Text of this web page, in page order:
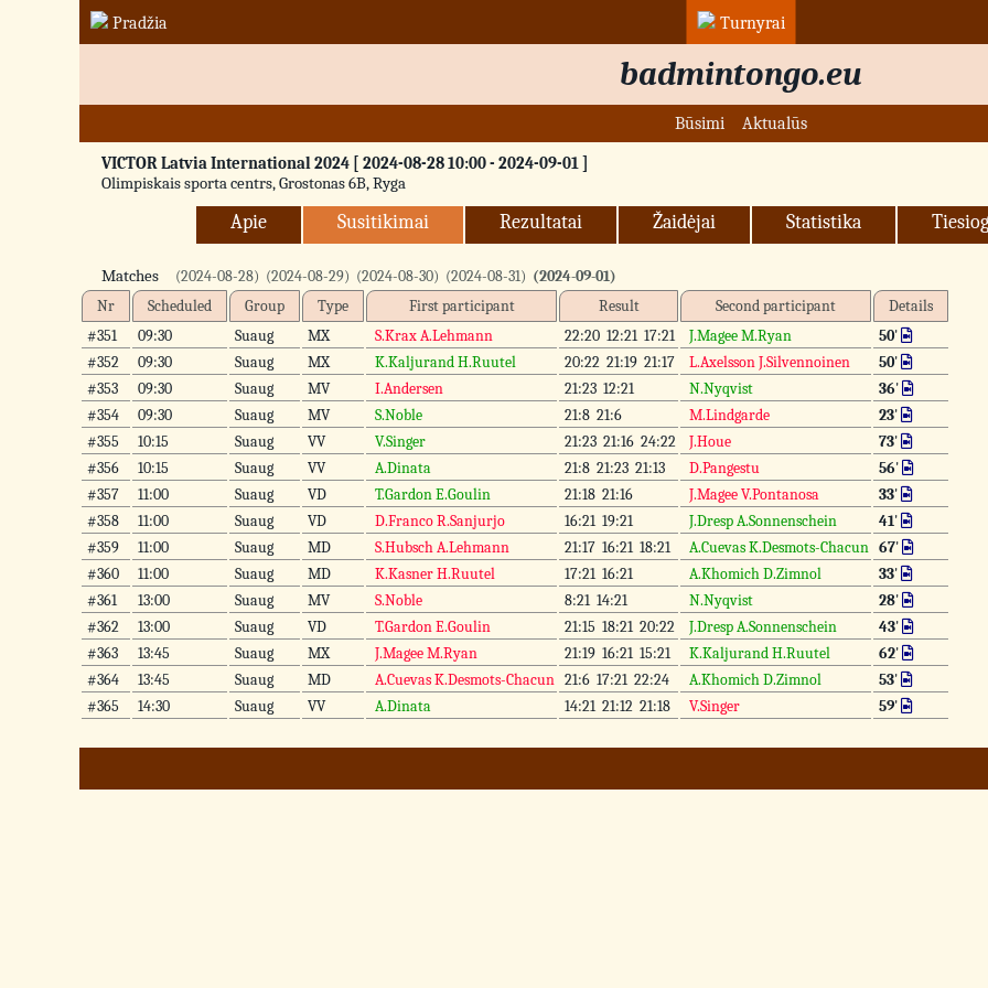
Pradžia Turnyrai
badmintongo.eu
Būsimi Aktualūs
VICTOR Latvia International 2024 [ 2024-08-28 10:00 - 2024-09-01 ]
Olimpiskais sporta centrs, Grostonas 6B, Ryga
Apie Susitikimai Rezultatai Žaidėjai Statistika
Matches (2024-08-28) (2024-08-29) (2024-08-30) (2024-08-31) (2024-09-01)
Nr
Scheduled Group Type First participant Result Second participant
Details
#351
09:30 Suaug MX S.Krax A.Lehmann 22:20 12:21 17:21 J.Magee M.Ryan 50'
#352
09:30 Suaug MX K.Kaljurand H.Ruutel 20:22 21:19 21:17 L.Axelsson J.Silvennoinen 50'
#353
09:30 Suaug MV I.Andersen 21:23 12:21 N.Nyqvist 36'
#354
09:30 Suaug MV S.Noble 21:8 21:6 M.Lindgarde 23'
#355
10:15 Suaug VV V.Singer 21:23 21:16 24:22 J.Houe 73'
#356
10:15 Suaug VV A.Dinata 21:8 21:23 21:13 D.Pangestu 56'
#357
11:00 Suaug VD T.Gardon E.Goulin 21:18 21:16 J.Magee V.Pontanosa 33'
#358
11:00 Suaug VD D.Franco R.Sanjurjo 16:21 19:21 J.Dresp A.Sonnenschein 41'
#359
11:00 Suaug MD S.Hubsch A.Lehmann 21:17 16:21 18:21 A.Cuevas K.Desmots-Chacun 67'
#360
11:00 Suaug MD K.Kasner H.Ruutel 17:21 16:21 A.Khomich D.Zimnol 33'
#361
13:00 Suaug MV S.Noble 8:21 14:21 N.Nyqvist 28'
#362
13:00 Suaug VD T.Gardon E.Goulin 21:15 18:21 20:22 J.Dresp A.Sonnenschein 43'
#363
13:45 Suaug MX J.Magee M.Ryan 21:19 16:21 15:21 K.Kaljurand H.Ruutel 62'
#364
13:45 Suaug MD A.Cuevas K.Desmots-Chacun 21:6 17:21 22:24 A.Khomich D.Zimnol 53'
#365
14:30 Suaug VV A.Dinata 14:21 21:12 21:18 V.Singer 59'